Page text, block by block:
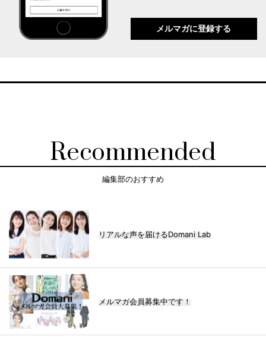
メルマガに登録する
Recommended
編集部のおすすめ
リアルな声を届けるDomani Lab
メルマガ会員募集中です！